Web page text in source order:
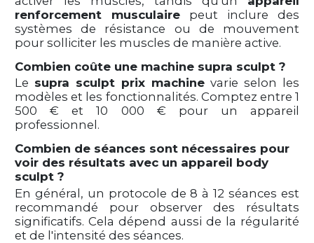
renforcement musculaire peut inclure des
systèmes de résistance ou de mouvement
pour solliciter les muscles de manière active.
Combien coûte une machine supra sculpt ?
Le supra sculpt prix machine varie selon les
modèles et les fonctionnalités. Comptez entre 1
500 € et 10 000 € pour un appareil
professionnel.
Combien de séances sont nécessaires pour
voir des résultats avec un appareil body
sculpt ?
En général, un protocole de 8 à 12 séances est
recommandé pour observer des résultats
significatifs. Cela dépend aussi de la régularité
et de l'intensité des séances.